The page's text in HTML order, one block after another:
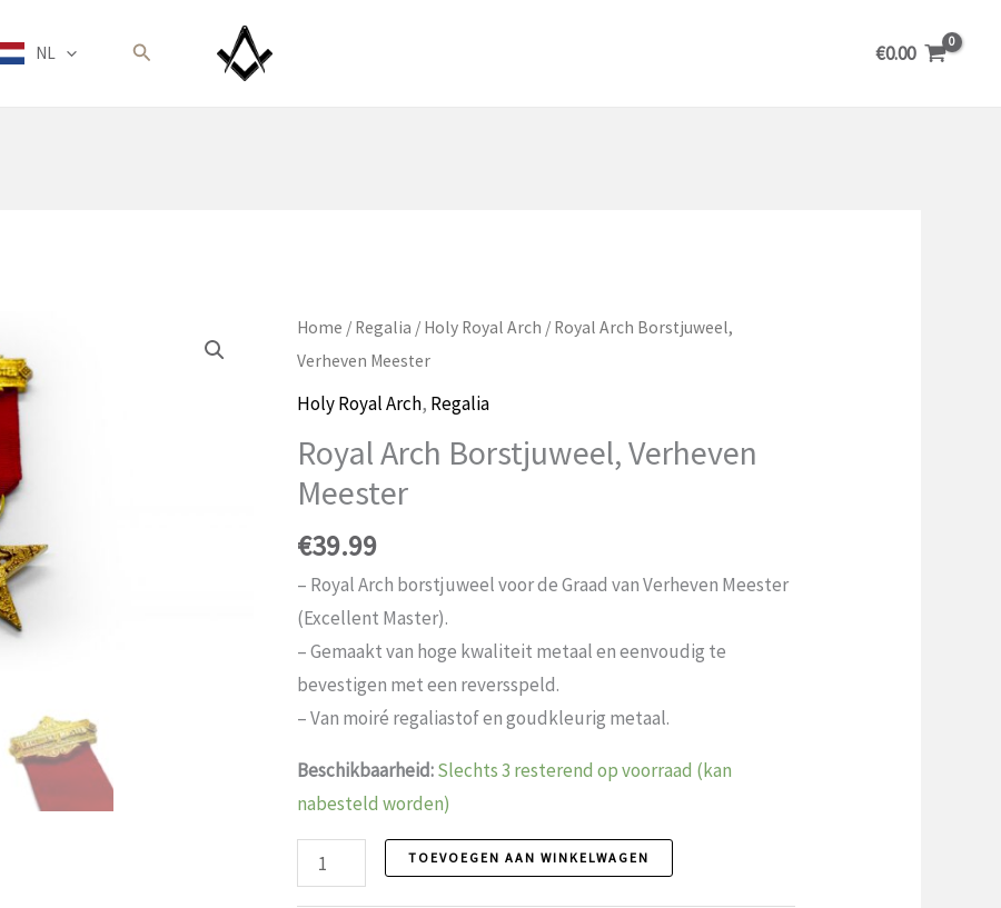
NL Zoeken €0.00
Home / Regalia / Holy Royal Arch / Royal Arch Borstjuweel,
Verheven Meester
Holy Royal Arch, Regalia
Royal Arch Borstjuweel, Verheven
Meester
€39.99
– Royal Arch borstjuweel voor de Graad van Verheven Meester
(Excellent Master).
– Gemaakt van hoge kwaliteit metaal en eenvoudig te
bevestigen met een reversspeld.
– Van moiré regaliastof en goudkleurig metaal.
Beschikbaarheid:Slechts 3 resterend op voorraad (kan
nabesteld worden)
Royal
Arch
TOEVOEGEN AAN WINKELWAGEN